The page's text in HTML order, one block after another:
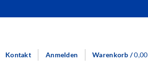
Kontakt Anmelden Warenkorb /0,00